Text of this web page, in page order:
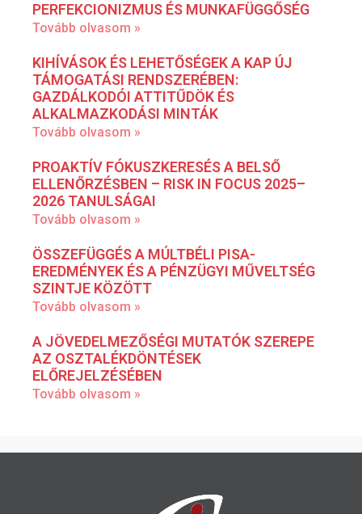
PERFEKCIONIZMUS ÉS MUNKAFÜGGŐSÉG
Tovább olvasom »
KIHÍVÁSOK ÉS LEHETŐSÉGEK A KAP ÚJ
TÁMOGATÁSI RENDSZERÉBEN:
GAZDÁLKODÓI ATTITŰDÖK ÉS
ALKALMAZKODÁSI MINTÁK
Tovább olvasom »
PROAKTÍV FÓKUSZKERESÉS A BELSŐ
ELLENŐRZÉSBEN – RISK IN FOCUS 2025–
2026 TANULSÁGAI
Tovább olvasom »
ÖSSZEFÜGGÉS A MÚLTBÉLI PISA-
EREDMÉNYEK ÉS A PÉNZÜGYI MŰVELTSÉG
SZINTJE KÖZÖTT
Tovább olvasom »
A JÖVEDELMEZŐSÉGI MUTATÓK SZEREPE
AZ OSZTALÉKDÖNTÉSEK
ELŐREJELZÉSÉBEN
Tovább olvasom »